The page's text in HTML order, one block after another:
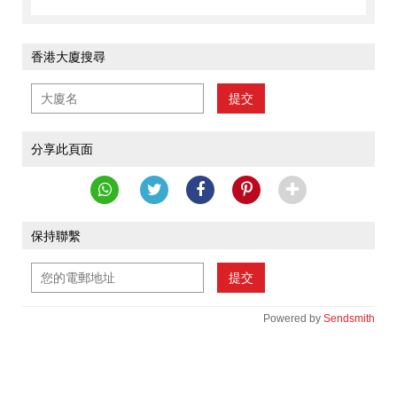
香港大廈搜尋
提交
分享此頁面
保持聯繫
提交
Powered by Sendsmith